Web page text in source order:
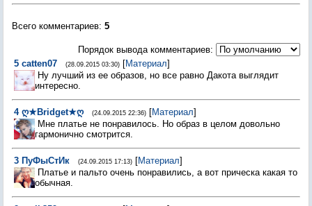
Всего комментариев: 5
Порядок вывода комментариев:
5 catten07 (28.09.2015 03:30) [Материал]
Ну лучший из ее образов, но все равно Дакота выглядит
интересно.
4 ღ★Bridget★ღ (24.09.2015 22:36) [Материал]
Мне платье не понравилось. Но образ в целом довольно
гармонично смотрится.
3 ПуФыСтИк (24.09.2015 17:13) [Материал]
Платье и пальто очень понравились, а вот прическа какая то
обычная.